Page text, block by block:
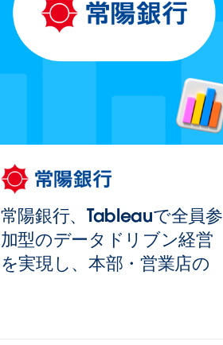
常陽銀行、Tableauで全員参
加型のデータドリブン経営
を実現し、本部・営業店の